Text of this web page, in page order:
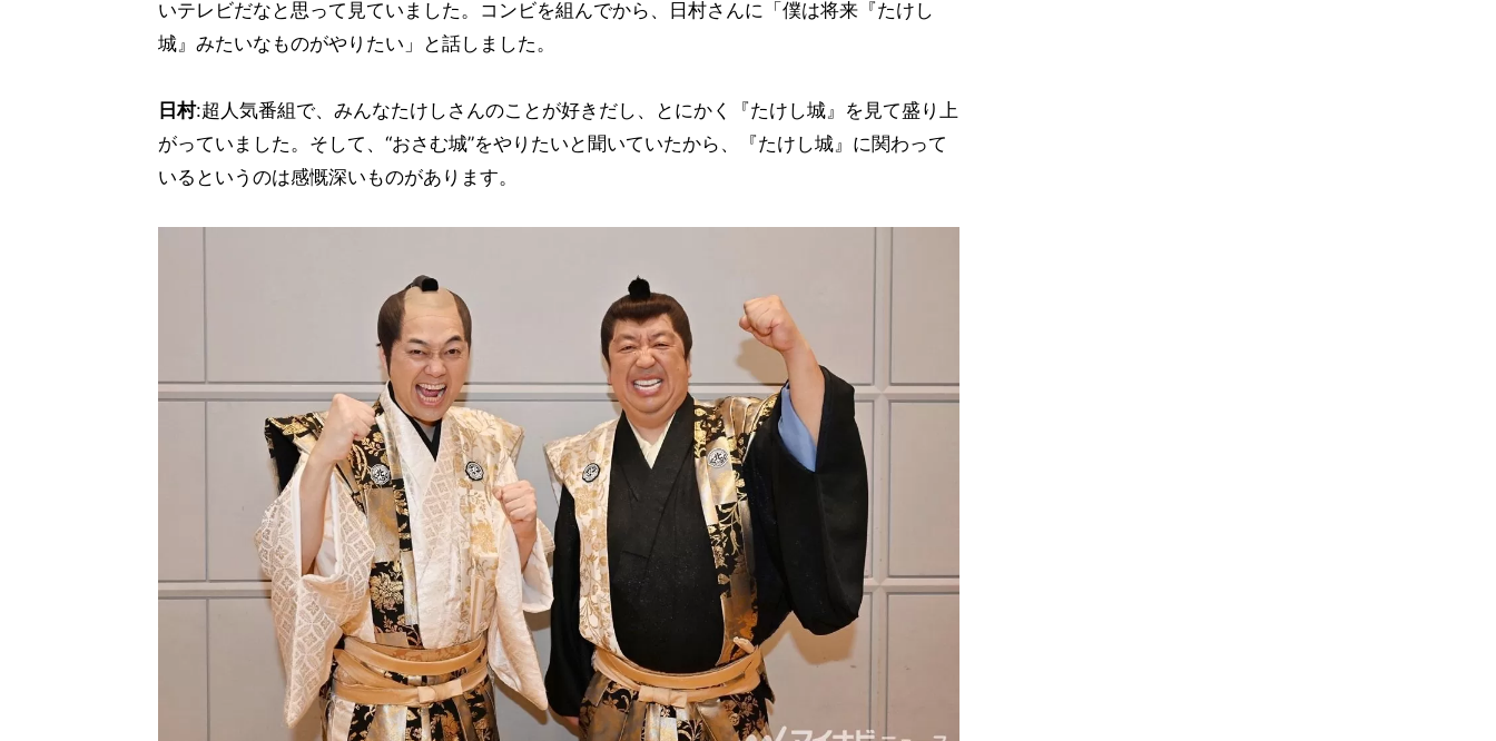
いテレビだなと思って見ていました。コンビを組んでから、日村さんに「僕は将来『たけし
城』みたいなものがやりたい」と話しました。
日村:超人気番組で、みんなたけしさんのことが好きだし、とにかく『たけし城』を見て盛り上
がっていました。そして、“おさむ城”をやりたいと聞いていたから、『たけし城』に関わって
いるというのは感慨深いものがあります。